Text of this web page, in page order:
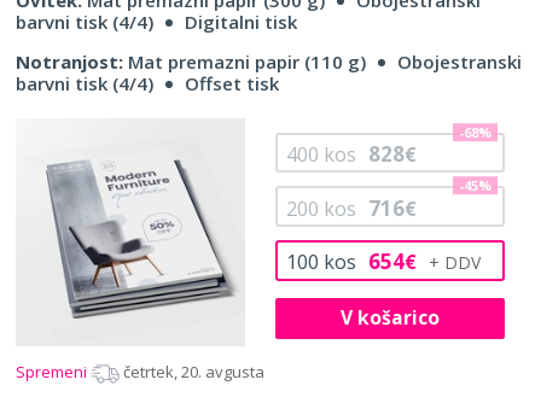
barvni tisk (4/4)
Digitalni tisk
Notranjost: Mat premazni papir (110 g)
Obojestranski
barvni tisk (4/4)
Offset tisk
100 kos 654€
200 kos 716€
-45%
400 kos 828€
-68%
V košarico
Spremeni četrtek, 20. avgusta